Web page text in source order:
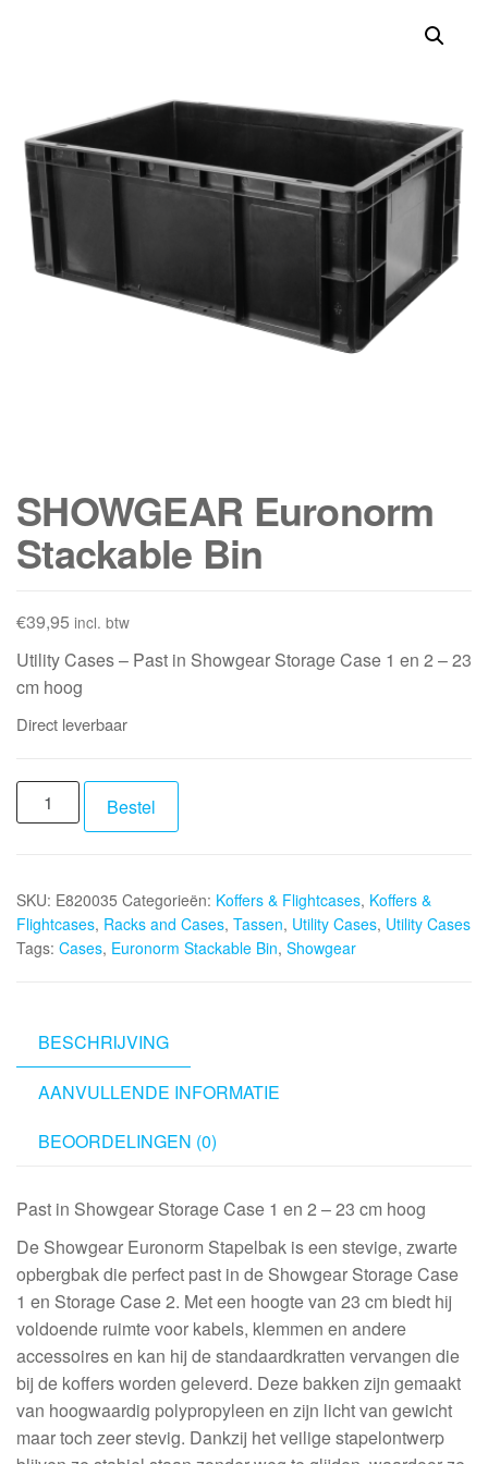
SHOWGEAR Euronorm
Stackable Bin
€39,95 incl. btw
Utility Cases – Past in Showgear Storage Case 1 en 2 – 23
cm hoog
Direct leverbaar
SHOWGEAR
Euronorm
aantal
Bestel
SKU: E820035 Categorieën: Koffers & Flightcases, Koffers &
Flightcases, Racks and Cases, Tassen, Utility Cases, Utility Cases
Tags: Cases, Euronorm Stackable Bin, Showgear
BESCHRIJVING
AANVULLENDE INFORMATIE
BEOORDELINGEN (0)
Past in Showgear Storage Case 1 en 2 – 23 cm hoog
De Showgear Euronorm Stapelbak is een stevige, zwarte
opbergbak die perfect past in de Showgear Storage Case
1 en Storage Case 2. Met een hoogte van 23 cm biedt hij
voldoende ruimte voor kabels, klemmen en andere
accessoires en kan hij de standaardkratten vervangen die
bij de koffers worden geleverd. Deze bakken zijn gemaakt
van hoogwaardig polypropyleen en zijn licht van gewicht
maar toch zeer stevig. Dankzij het veilige stapelontwerp